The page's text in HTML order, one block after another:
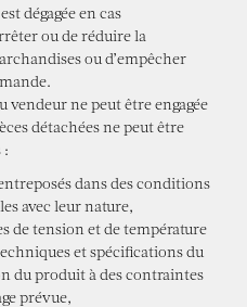
dégagée en cas
ou de réduire la
ou d’empêcher
vendeur ne peut être engagée
détachées ne peut être
:
dans des conditions
avec leur nature,
de tension et de température
et spécifications du
du produit à des contraintes
prévue,